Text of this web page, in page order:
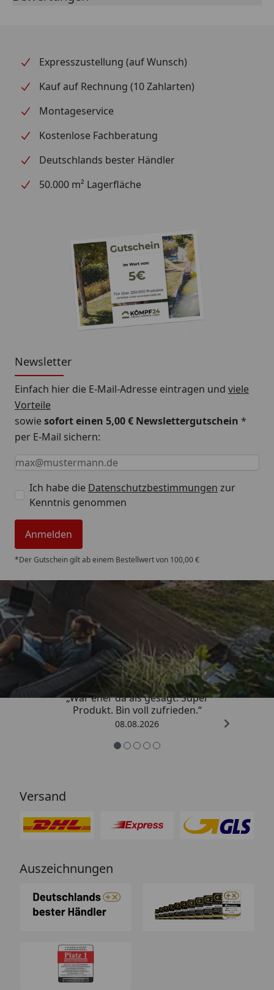
Expresszustellung (auf Wunsch)
Kauf auf Rechnung (10 Zahlarten)
Montageservice
Kostenlose Fachberatung
Deutschlands bester Händler
50.000 m² Lagerfläche
Newsletter
Einfach hier die E-Mail-Adresse eintragen und viele
Vorteile
sowiesofort einen 5,00 € Newslettergutschein *
per E-Mail sichern:
Keine Eingabe erforderlich
Eingabe erforderlich
E-Mail *
Ich habe die Datenschutzbestimmungen zur
Kenntnis genommen
Anmelden
*Der Gutschein gilt ab einem Bestellwert von 100,00 €
Trusted Shops
4,85/ 5
„War eher da als gesagt. Super
Produkt. Bin voll zufrieden.“
08.08.2026
Versand
Auszeichnungen